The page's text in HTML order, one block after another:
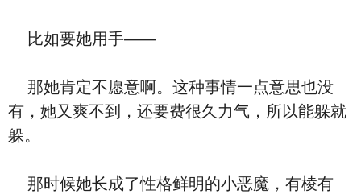
比如要她用手——
那她肯定不愿意啊。这种事情一点意思也没
有，她又爽不到，还要费很久力气，所以能躲就
躲。
那时候她长成了性格鲜明的小恶魔，有棱有